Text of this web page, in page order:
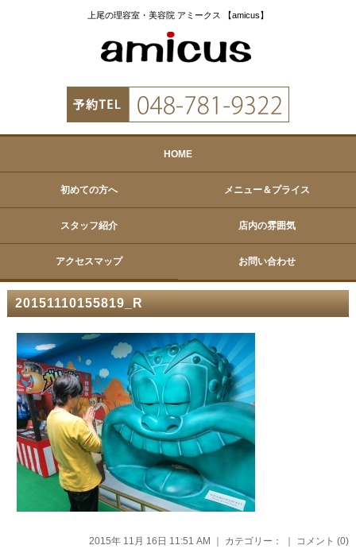
上尾の理容室・美容院 アミークス 【amicus】
HOME
初めての方へ メニュー＆プライス
スタッフ紹介 店内の雰囲気
アクセスマップ お問い合わせ
20151110155819_R
2015年 11月 16日 11:51 AM ｜ カテゴリー： ｜ コメント (0)